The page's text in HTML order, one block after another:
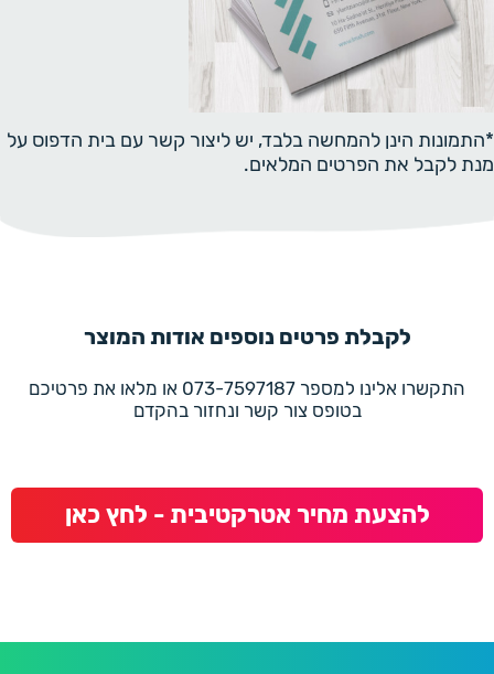
*התמונות הינן להמחשה בלבד, יש ליצור קשר עם בית הדפוס על
מנת לקבל את הפרטים המלאים.
לקבלת פרטים נוספים אודות המוצר
התקשרו אלינו למספר 073-7597187 או מלאו את פרטיכם
בטופס צור קשר ונחזור בהקדם
להצעת מחיר אטרקטיבית - לחץ כאן